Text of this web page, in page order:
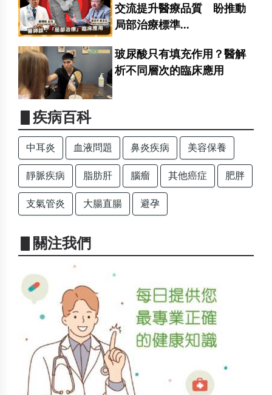
交流提升醫療品質 盼推動
局部治療標準...
玻尿酸只有填充作用？醫解
析不同層次的臨床應用
▋疾病百科
中耳炎 血液問題 鼻炎疾病 美容保養
靜脈疾病 脂肪肝 腦瘤 其他癌症 肥胖
支氣管炎 大腸直腸 避孕
▋關注我們